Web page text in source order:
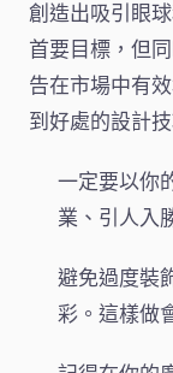
創造出吸引眼
首要目標，但
告在市場中有
到好處的設計
一定要以你
業、引人入
避免過度裝
彩。這樣做